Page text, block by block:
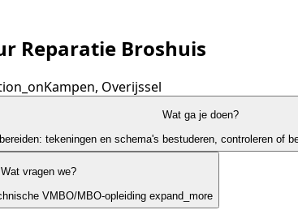
Reparatie Broshuis
Kampen, Overijssel
Wat ga je doen?
tekeningen en schema's bestuderen, controleren of
Wat vragen we?
VMBO/MBO-opleiding expand_more